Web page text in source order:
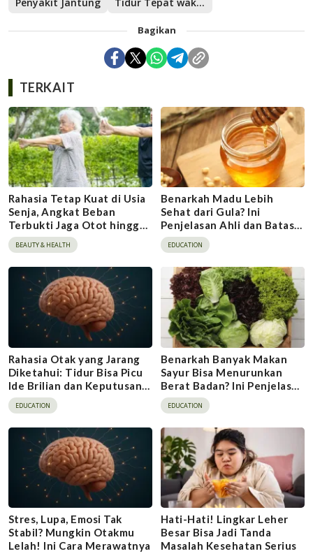
Bagikan
TERKAIT
Rahasia Tetap Kuat di Usia
Senja, Angkat Beban
Terbukti Jaga Otot hingga
Otak
BEAUTY & HEALTH
Benarkah Madu Lebih
Sehat dari Gula? Ini
Penjelasan Ahli dan Batas
Aman Konsumsinya
EDUCATION
Rahasia Otak yang Jarang
Diketahui: Tidur Bisa Picu
Ide Brilian dan Keputusan
Tepat
EDUCATION
Benarkah Banyak Makan
Sayur Bisa Menurunkan
Berat Badan? Ini Penjelasan
Dokter
EDUCATION
Stres, Lupa, Emosi Tak
Stabil? Mungkin Otakmu
Lelah! Ini Cara Merawatnya
Hati-Hati! Lingkar Leher
Besar Bisa Jadi Tanda
Masalah Kesehatan Serius